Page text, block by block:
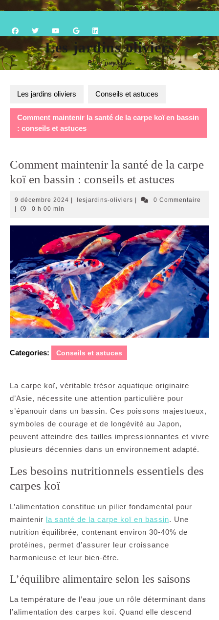
Skip
content
Button
Les jardins oliviers
Blog paysagé
Les jardins oliviers Conseils et astuces
Comment maintenir la santé de la carpe koï en bassin
: conseils et astuces
Comment maintenir la santé de la carpe
koï en bassin : conseils et astuces
9 décembre 2024 9
lesjardins-olivierslesjardins-0 Commentaire
0 h 00 min
Categories: Conseils et astuces
La carpe koï, véritable trésor aquatique originaire
d’Asie, nécessite une attention particulière pour
s’épanouir dans un bassin. Ces poissons majestueux,
symboles de courage et de longévité au Japon,
peuvent atteindre des tailles impressionnantes et vivre
plusieurs décennies dans un environnement adapté.
Les besoins nutritionnels essentiels des
carpes koï
L’alimentation constitue un pilier fondamental pour
maintenir la santé de la carpe koï en bassin. Une
nutrition équilibrée, contenant environ 30-40% de
protéines, permet d’assurer leur croissance
harmonieuse et leur bien-être.
L’équilibre alimentaire selon les saisons
La température de l’eau joue un rôle déterminant dans
l’alimentation des carpes koï. Quand elle descend